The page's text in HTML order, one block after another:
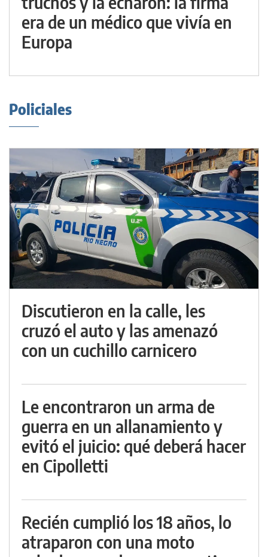
era de un médico que vivía en
Europa
Policiales
Discutieron en la calle, les
cruzó el auto y las amenazó
con un cuchillo carnicero
Le encontraron un arma de
guerra en un allanamiento y
evitó el juicio: qué deberá hacer
en Cipolletti
Recién cumplió los 18 años, lo
atraparon con una moto